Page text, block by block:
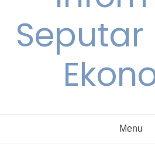
Seputar
Menu